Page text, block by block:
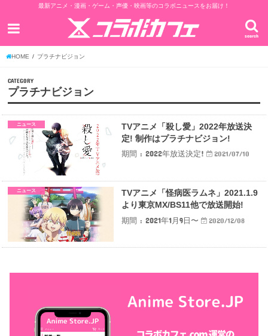
最新アニメ・漫画・ゲーム・声優・映画等のコラボニュースをお届け！
search
HOME プラチナビジョン
CATEGORY
プラチナビジョン
ニュース
TVアニメ「殺し愛」2022年放送決
定! 制作はプラチナビジョン!
期間 : 2022年放送決定!
2021/07/10
ニュース
TVアニメ「怪病医ラムネ」2021.1.9
より東京MX/BS11他で放送開始!
期間 : 2021年1月9日〜
2020/12/08